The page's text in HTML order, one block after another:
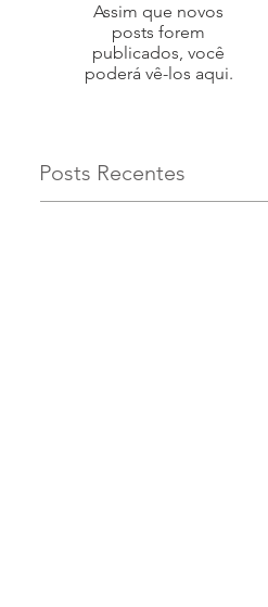
Assim que novos
posts forem
publicados, você
poderá vê-los aqui.
Posts Recentes